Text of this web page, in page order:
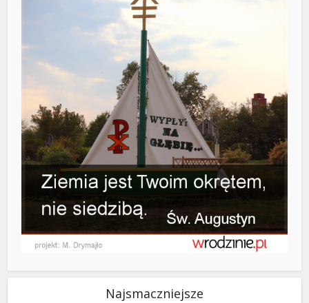
Najsmaczniejsze